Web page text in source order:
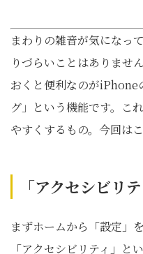
まわりの雑音が気になっ
りづらいことはありませ
おくと便利なのがiPhone
グ」という機能です。こ
やすくするもの。今回は
「アクセシビリ
まずホームから「設定」
「アクセシビリティ」と